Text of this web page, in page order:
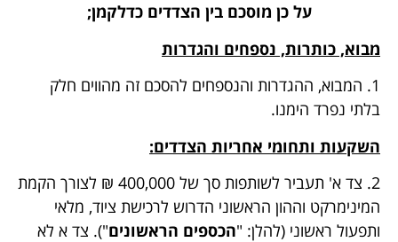
על כן מוסכם בין הצדדים כדלקמן;
מבוא, כותרות, נספחים והגדרות
1. המבוא, ההגדרות והנספחים להסכם זה מהווים חלק
בלתי נפרד הימנו.
השקעות ותחומי אחריות הצדדים:
2. צד א' תעביר לשותפות סך של 400,000 ₪ לצורך הקמת
המינימרקט וההון הראשוני הדרוש לרכישת ציוד, מלאי
ותפעול ראשוני (להלן: "הכספים הראשונים"). צד א לא